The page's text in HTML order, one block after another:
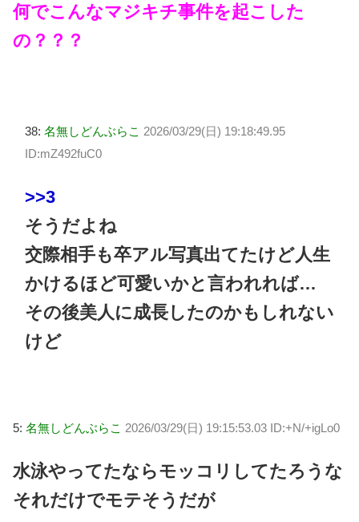
何でこんなマジキチ事件を起こした
の？？？
38: 名無しどんぶらこ 2026/03/29(日) 19:18:49.95
ID:mZ492fuC0
>>3
そうだよね
交際相手も卒アル写真出てたけど人生
かけるほど可愛いかと言われれば…
その後美人に成長したのかもしれない
けど
5: 名無しどんぶらこ 2026/03/29(日) 19:15:53.03 ID:+N/+igLo0
水泳やってたならモッコリしてたろうな
それだけでモテそうだが